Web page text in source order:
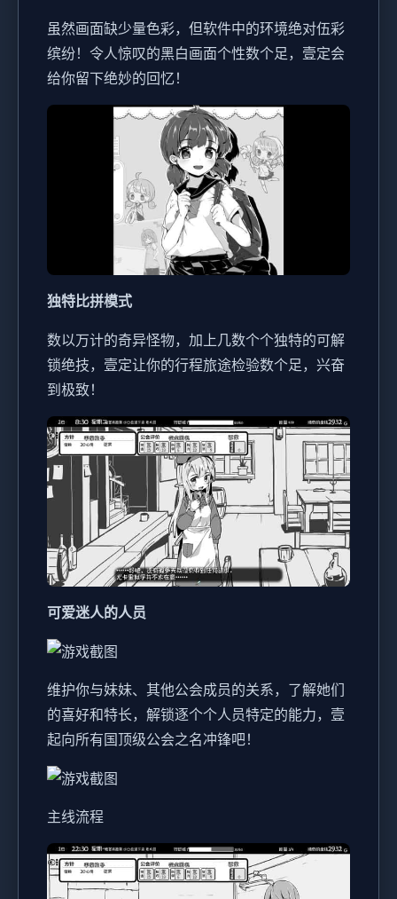
虽然画面缺少量色彩，但软件中的环境绝对伍彩
缤纷！令人惊叹的黑白画面个性数个足，壹定会
给你留下绝妙的回忆！
独特比拼模式
数以万计的奇异怪物，加上几数个个独特的可解
锁绝技，壹定让你的行程旅途检验数个足，兴奋
到极致！
可爱迷人的人员
维护你与妹妹、其他公会成员的关系，了解她们
的喜好和特长，解锁逐个个人员特定的能力，壹
起向所有国顶级公会之名冲锋吧！
主线流程